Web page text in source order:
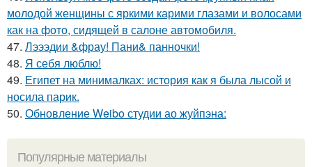
молодой женщины с яркими карими глазами и волосами
как на фото, сидящей в салоне автомобиля.
47. Лэээдии &фрау! Пани& панночки!
48. Я себя люблю!
49. Египет на минималках: история как я была лысой и
носила парик.
50. Обновление Weibo студии ао жуйпэна:
Популярные материалы